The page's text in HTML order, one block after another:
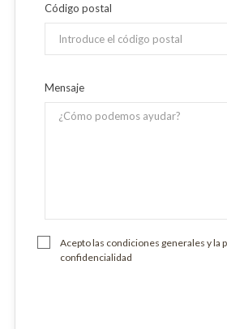
Código postal
Mensaje
Acepto las condiciones generales y la
confidencialidad